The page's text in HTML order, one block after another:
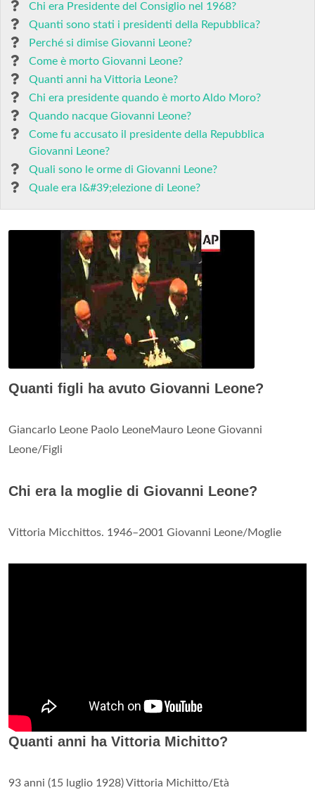
Chi era Presidente del Consiglio nel 1968?
Quanti sono stati i presidenti della Repubblica?
Perché si dimise Giovanni Leone?
Come è morto Giovanni Leone?
Quanti anni ha Vittoria Leone?
Chi era presidente quando è morto Aldo Moro?
Quando nacque Giovanni Leone?
Come fu accusato il presidente della Repubblica
Giovanni Leone?
Quali sono le orme di Giovanni Leone?
Quale era l&#39;elezione di Leone?
Quanti figli ha avuto Giovanni Leone?
Giancarlo Leone Paolo LeoneMauro Leone Giovanni
Leone/Figli
Chi era la moglie di Giovanni Leone?
Vittoria Micchittos. 1946–2001 Giovanni Leone/Moglie
Quanti anni ha Vittoria Michitto?
93 anni (15 luglio 1928) Vittoria Michitto/Età